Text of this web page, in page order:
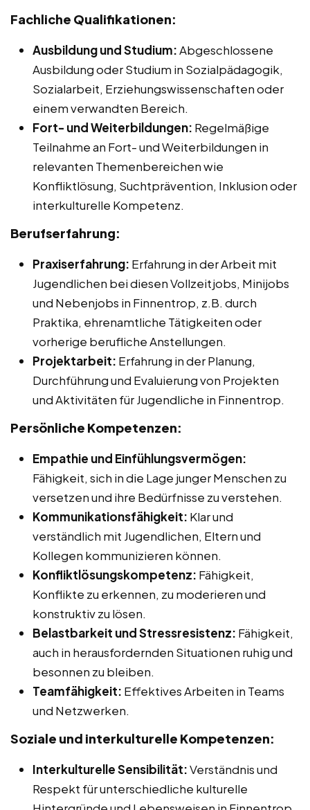
Fachliche Qualifikationen:
Ausbildung und Studium:Abgeschlossene
Ausbildung oder Studium in Sozialpädagogik,
Sozialarbeit, Erziehungswissenschaften oder
einem verwandten Bereich.
Fort- und Weiterbildungen: Regelmäßige
Teilnahme an Fort- und Weiterbildungen in
relevanten Themenbereichen wie
Konfliktlösung, Suchtprävention, Inklusion oder
interkulturelle Kompetenz.
Berufserfahrung:
Praxiserfahrung: Erfahrung in der Arbeit mit
Jugendlichen bei diesen Vollzeitjobs, Minijobs
und Nebenjobs in Finnentrop, z.B. durch
Praktika, ehrenamtliche Tätigkeiten oder
vorherige berufliche Anstellungen.
Projektarbeit: Erfahrung in der Planung,
Durchführung und Evaluierung von Projekten
und Aktivitäten für Jugendliche in Finnentrop.
Persönliche Kompetenzen:
Empathie und Einfühlungsvermögen:
Fähigkeit, sich in die Lage junger Menschen zu
versetzen und ihre Bedürfnisse zu verstehen.
Kommunikationsfähigkeit: Klar und
verständlich mit Jugendlichen, Eltern und
Kollegen kommunizieren können.
Konfliktlösungskompetenz: Fähigkeit,
Konflikte zu erkennen, zu moderieren und
konstruktiv zu lösen.
Belastbarkeit und Stressresistenz: Fähigkeit,
auch in herausfordernden Situationen ruhig und
besonnen zu bleiben.
Teamfähigkeit: Effektives Arbeiten in Teams
und Netzwerken.
Soziale und interkulturelle Kompetenzen:
Interkulturelle Sensibilität:Verständnis und
Respekt für unterschiedliche kulturelle